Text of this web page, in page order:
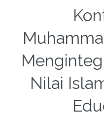
Nilai